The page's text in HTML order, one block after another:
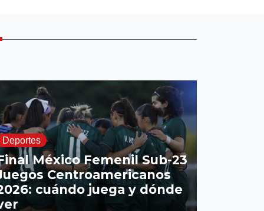
Deportes
México Femenil Sub-23
Centroamericanos
cuándo juega y dónde